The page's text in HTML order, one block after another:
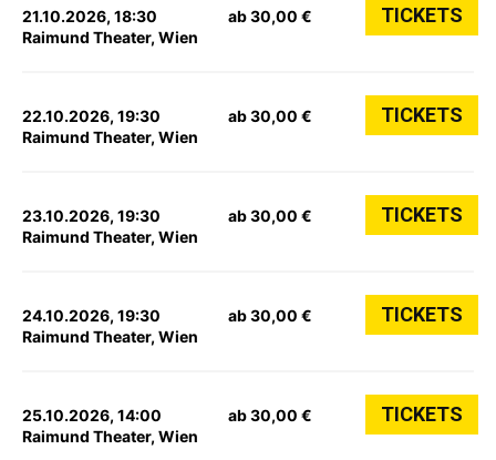
21.10.2026, 18:30
Raimund Theater, Wien
ab 30,00 € TICKETS
22.10.2026, 19:30
Raimund Theater, Wien
ab 30,00 € TICKETS
23.10.2026, 19:30
Raimund Theater, Wien
ab 30,00 € TICKETS
24.10.2026, 19:30
Raimund Theater, Wien
ab 30,00 € TICKETS
25.10.2026, 14:00
Raimund Theater, Wien
ab 30,00 € TICKETS